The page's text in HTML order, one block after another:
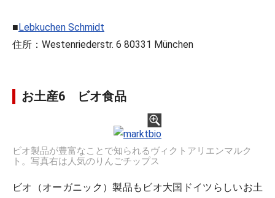
■Lebkuchen Schmidt
住所：Westenriederstr. 6 80331 München
お土産6 ビオ食品
ビオ製品が豊富なことで知られるヴィクトアリエンマルク
ト。写真右は人気のりんごチップス
ビオ（オーガニック）製品もビオ大国ドイツらしいお土